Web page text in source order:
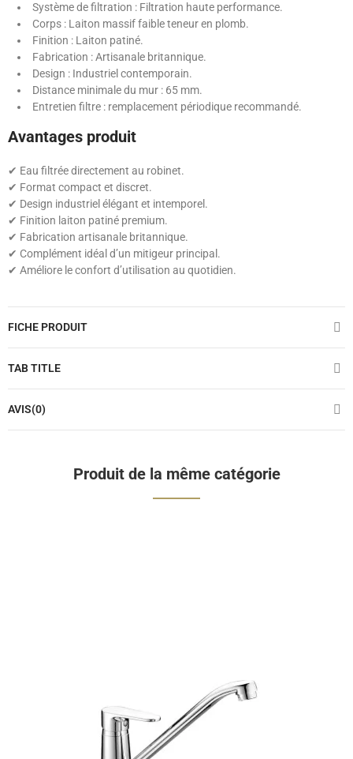
Système de filtration : Filtration haute performance.
Corps : Laiton massif faible teneur en plomb.
Finition : Laiton patiné.
Fabrication : Artisanale britannique.
Design : Industriel contemporain.
Distance minimale du mur : 65 mm.
Entretien filtre : remplacement périodique recommandé.
Avantages produit
✔ Eau filtrée directement au robinet.
✔ Format compact et discret.
✔ Design industriel élégant et intemporel.
✔ Finition laiton patiné premium.
✔ Fabrication artisanale britannique.
✔ Complément idéal d’un mitigeur principal.
✔ Améliore le confort d’utilisation au quotidien.
FICHE PRODUIT
TAB TITLE
AVIS(0)
Produit de la même catégorie